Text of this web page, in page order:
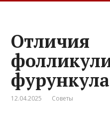
Отличия
фурункула
12.04.2025 Советы